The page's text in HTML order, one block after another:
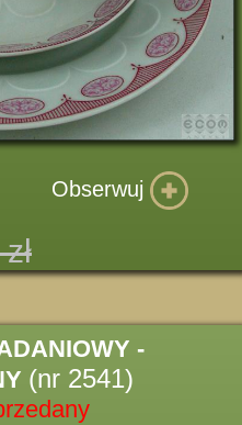
Obserwuj
-
(nr 2541)